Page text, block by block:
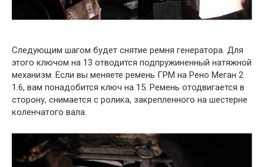
Следующим шагом будет снятие ремня генератора. Для
этого ключом на 13 отводится подпружиненный натяжной
механизм. Если вы меняете ремень ГРМ на Рено Меган 2
1.6, вам понадобится ключ на 15. Ремень отодвигается в
сторону, снимается с ролика, закрепленного на шестерне
коленчатого вала.